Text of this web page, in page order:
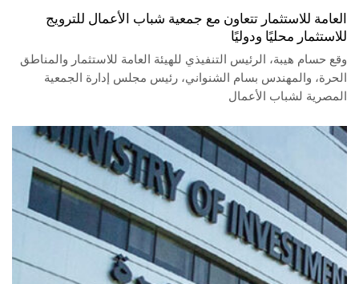
العامة للاستثمار تتعاون مع جمعية شباب الأعمال للترويج
للاستثمار محليًا ودوليًا
وقع حسام هيبة، الرئيس التنفيذي للهيئة العامة للاستثمار والمناطق
الحرة، والمهندس بسام الشنواني، رئيس مجلس إدارة الجمعية
المصرية لشباب الأعمال